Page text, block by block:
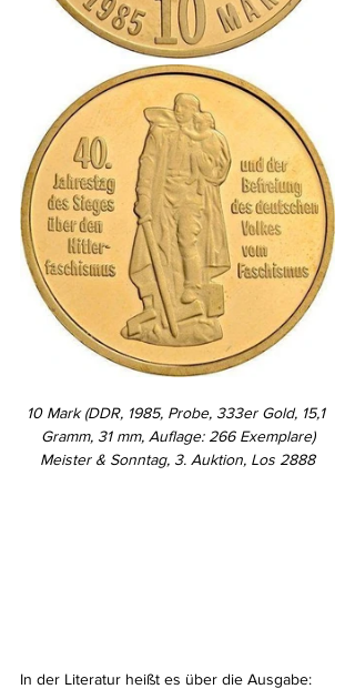
10 Mark (DDR, 1985, Probe, 333er Gold, 15,1
Gramm, 31 mm, Auflage: 266 Exemplare)
Meister & Sonntag, 3. Auktion, Los 2888
In der Literatur heißt es über die Ausgabe: